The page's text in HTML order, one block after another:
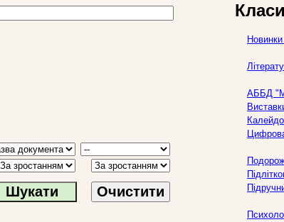
Очистити
АББД